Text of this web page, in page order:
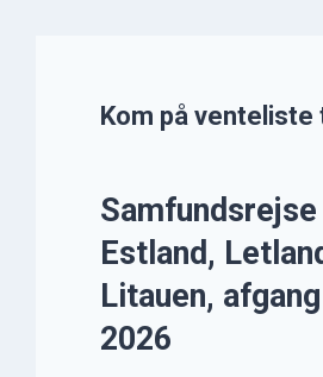
Kom på venteliste
Your
*
Samfundsrejse
Estland,
Litauen,
2026